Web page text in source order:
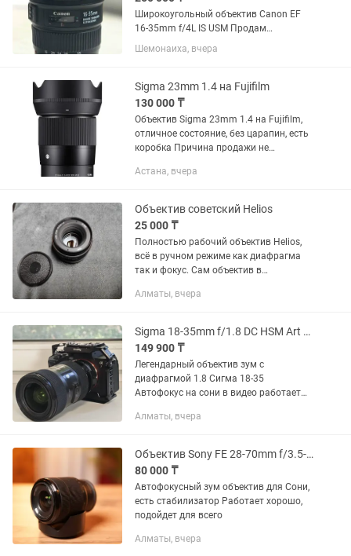
Широкоугольный объектив Canon EF
16-35mm f/4L IS USM Продам
широкоугольный объектив Canon
серии L в отличном состоянии. Canon
использовался, с момента покупки 1
год.
Шемонаиха, вчера
Sigma 23mm 1.4 на Fujifilm
130 000 ₸
Объектив Sigma 23mm 1.4 на Fujifilm,
отличное состояние, без царапин, есть
коробка Причина продажи не
Астана, вчера
Объектив советский Helios
25 000 ₸
Полностью рабочий объектив Helios,
всё в ручном режиме как диафрагма
так и фокус. Сам объектив в
без царапин. Стоимость 20000 тенге,
Алматы, вчера
Sigma 18-35mm f/1.8 DC HSM Art для Sony
149 900 ₸
Легендарный объектив зум с
диафрагмой 1.8 Сигма 18-35
Автофокус на сони в видео работает
переходником - 240к
Алматы, вчера
Объектив Sony FE 28-70mm f/3.5-5.6 OSS
80 000 ₸
Автофокусный зум объектив для Сони,
есть стабилизатор Работает хорошо,
подойдет для всего
Алматы, вчера